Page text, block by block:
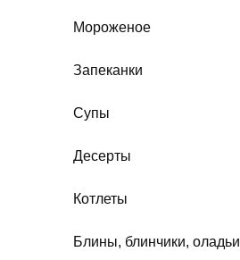
Мороженое
Запеканки
Супы
Десерты
Котлеты
Блины, блинчики, оладьи